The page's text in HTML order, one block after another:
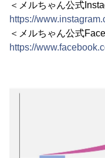
＜メルちゃん公式
https://
＜メルちゃん公式
https://